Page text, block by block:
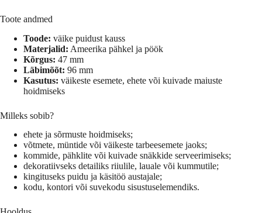
Toote andmed
Toode: väike puidust kauss
Materjalid: Ameerika pähkel ja pöök
Kõrgus: 47 mm
Läbimõõt: 96 mm
Kasutus: väikeste esemete, ehete või kuivade maiuste
hoidmiseks
Milleks sobib?
ehete ja sõrmuste hoidmiseks;
võtmete, müntide või väikeste tarbeesemete jaoks;
kommide, pähklite või kuivade snäkkide serveerimiseks;
dekoratiivseks detailiks riiulile, lauale või kummutile;
kingituseks puidu ja käsitöö austajale;
kodu, kontori või suvekodu sisustuselemendiks.